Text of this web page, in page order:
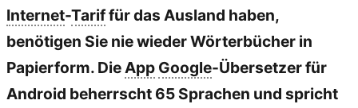
Internet-Tariffür das Ausland haben,
benötigen Sie nie wieder Wörterbücher in
Papierform. Die App Google-Übersetzer für
Android beherrscht 65 Sprachen und spricht